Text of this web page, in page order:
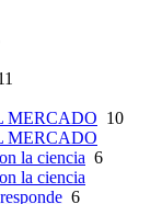
MERCADO 10
MERCADO
la ciencia 6
la ciencia
6